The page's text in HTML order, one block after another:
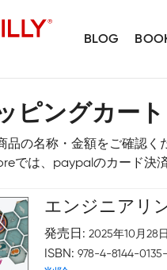
BLOG
ピングカート
品の名称・金額をご確認く
では、paypalのカード決
エンジニアリ
発売日 2025年10月28日
ISBN 978-4-8144-